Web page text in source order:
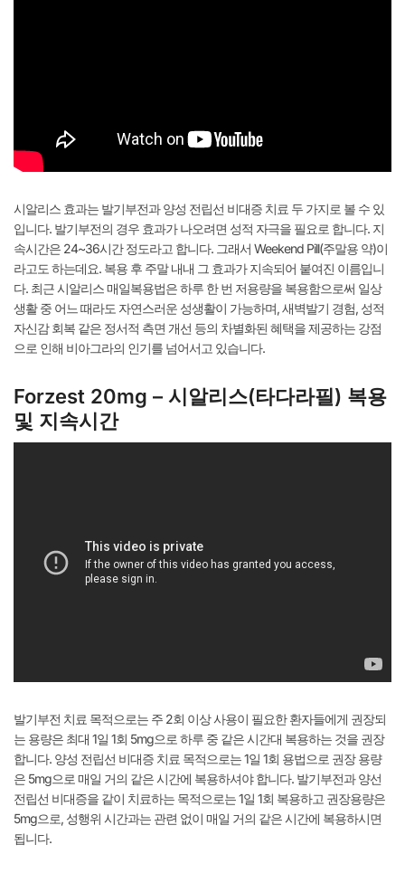
시알리스 효과는 발기부전과 양성 전립선 비대증 치료 두 가지로 볼 수 있
입니다. 발기부전의 경우 효과가 나오려면 성적 자극을 필요로 합니다. 지
속시간은 24~36시간 정도라고 합니다. 그래서 Weekend Pill(주말용 약)이
라고도 하는데요. 복용 후 주말 내내 그 효과가 지속되어 붙여진 이름입니
다. 최근 시알리스 매일복용법은 하루 한 번 저용량을 복용함으로써 일상
생활 중 어느 때라도 자연스러운 성생활이 가능하며, 새벽발기 경험, 성적
자신감 회복 같은 정서적 측면 개선 등의 차별화된 혜택을 제공하는 강점
으로 인해 비아그라의 인기를 넘어서고 있습니다.
Forzest 20mg – 시알리스(타다라필) 복용
및 지속시간
발기부전 치료 목적으로는 주 2회 이상 사용이 필요한 환자들에게 권장되
는 용량은 최대 1일 1회 5mg으로 하루 중 같은 시간대 복용하는 것을 권장
합니다. 양성 전립선 비대증 치료 목적으로는 1일 1회 용법으로 권장 용량
은 5mg으로 매일 거의 같은 시간에 복용하셔야 합니다. 발기부전과 양선
전립선 비대증을 같이 치료하는 목적으로는 1일 1회 복용하고 권장용량은
5mg으로, 성행위 시간과는 관련 없이 매일 거의 같은 시간에 복용하시면
됩니다.